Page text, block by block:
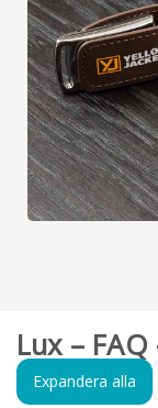
Lux –
Expandera alla